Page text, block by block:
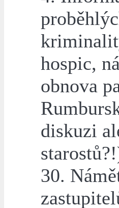
hospic,
obnova
diskuzi
30.